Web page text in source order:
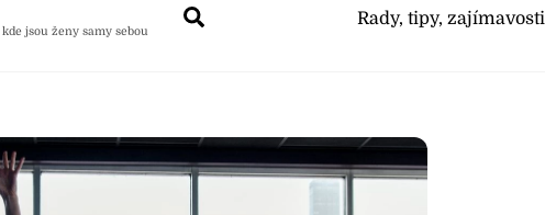
kde jsou ženy samy sebou
Rady, tipy, zajímavosti